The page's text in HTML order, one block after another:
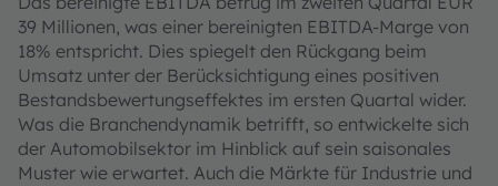
39 Millionen, was einer bereinigten EBITDA-Marge von
18% entspricht. Dies spiegelt den Rückgang beim
Umsatz unter der Berücksichtigung eines positiven
Bestandsbewertungseffektes im ersten Quartal wider.
Was die Branchendynamik betrifft, so entwickelte sich
der Automobilsektor im Hinblick auf sein saisonales
Muster wie erwartet. Auch die Märkte für Industrie und